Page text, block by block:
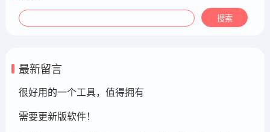
最新留言
很好用的一个工具，值得拥有
需要更新版软件！